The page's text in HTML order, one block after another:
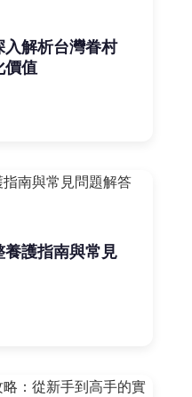
解析台灣眷村
價值
護指南與常見